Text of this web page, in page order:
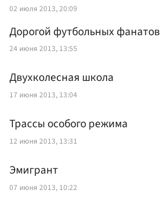
02 июля 2013, 20:09
Дорогой футбольных фанатов
24 июня 2013, 13:55
Двухколесная школа
17 июня 2013, 13:04
Трассы особого режима
12 июня 2013, 13:31
Эмигрант
07 июня 2013, 10:22